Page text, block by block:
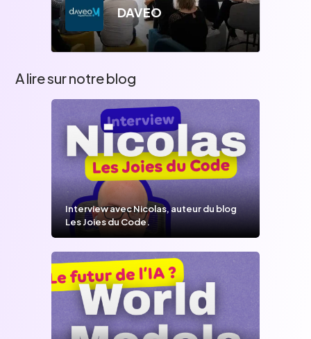
DAVEO
A lire sur notre blog
Interview avec Nicolas, auteur du blog
Les Joies du Code.